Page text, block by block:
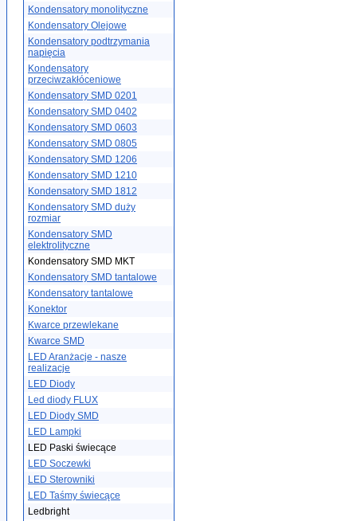
Kondensatory monolityczne
Kondensatory Olejowe
Kondensatory podtrzymania
napięcia
Kondensatory
przeciwzakłóceniowe
Kondensatory SMD 0201
Kondensatory SMD 0402
Kondensatory SMD 0603
Kondensatory SMD 0805
Kondensatory SMD 1206
Kondensatory SMD 1210
Kondensatory SMD 1812
Kondensatory SMD duży
rozmiar
Kondensatory SMD
elektrolityczne
Kondensatory SMD MKT
Kondensatory SMD tantalowe
Kondensatory tantalowe
Konektor
Kwarce przewlekane
Kwarce SMD
LED Aranżacje - nasze
realizacje
LED Diody
Led diody FLUX
LED Diody SMD
LED Lampki
LED Paski świecące
LED Soczewki
LED Sterowniki
LED Taśmy świecące
Ledbright